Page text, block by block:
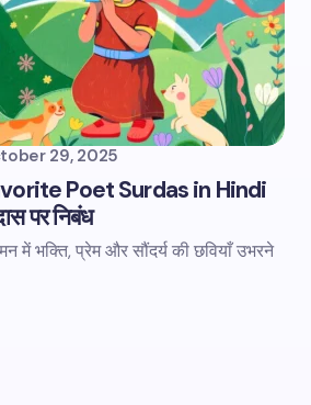
29, 2025
Poet Surdas in Hindi
पर निबंध
में भक्ति, प्रेम और सौंदर्य की छवियाँ उभरने